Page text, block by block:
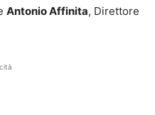
Antonio Affinita, Direttore